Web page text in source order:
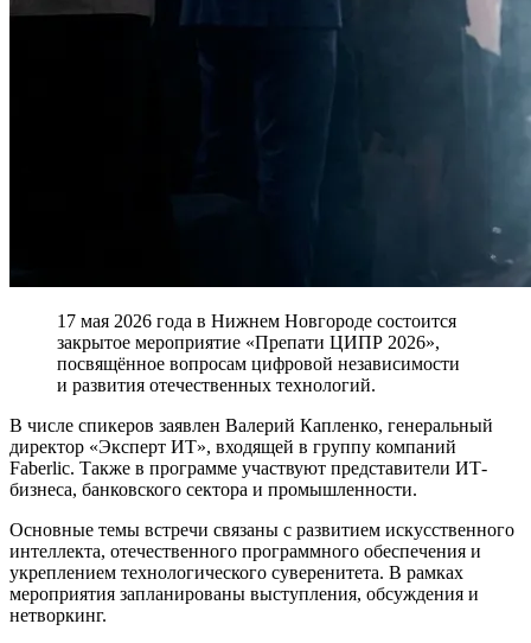
17 мая 2026 года в Нижнем Новгороде состоится
закрытое мероприятие «Препати ЦИПР 2026»,
посвящённое вопросам цифровой независимости
и развития отечественных технологий.
В числе спикеров заявлен Валерий Капленко, генеральный
директор «Эксперт ИТ», входящей в группу компаний
Faberlic. Также в программе участвуют представители ИТ-
бизнеса, банковского сектора и промышленности.
Основные темы встречи связаны с развитием искусственного
интеллекта, отечественного программного обеспечения и
укреплением технологического суверенитета. В рамках
мероприятия запланированы выступления, обсуждения и
нетворкинг.